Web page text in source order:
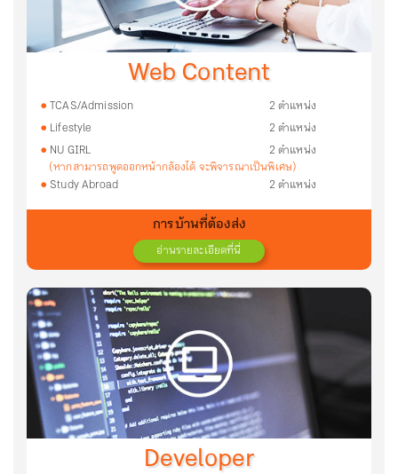
Web Content
TCAS/Admission
2 ตำแหน่ง
Lifestyle
2 ตำแหน่ง
NU GIRL
2 ตำแหน่ง
(หากสามารถพูดออกหน้ากล้องได้ จะพิจารณาเป็นพิเศษ)
Study Abroad
2 ตำแหน่ง
การบ้านที่ต้องส่ง
อ่านรายละเอียดที่นี่
Developer